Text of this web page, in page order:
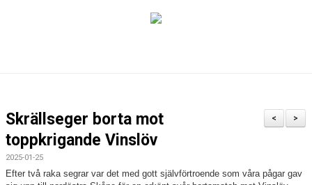
KONTAKT
>
<
Skrällseger borta mot
toppkrigande Vinslöv
2025-01-25
Efter två raka segrar var det med gott självförtroende som våra pågar gav